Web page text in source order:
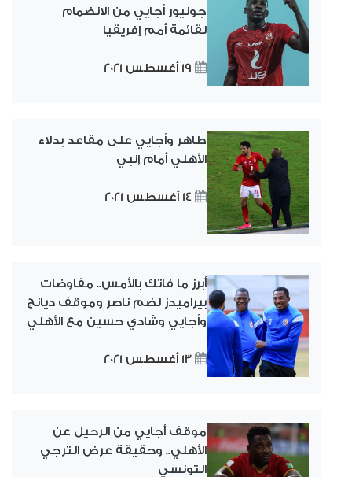
جونيور أجايي من الانضمام
لقائمة أمم إفريقيا
19 أغسطس 2021
طاهر وأجايي على مقاعد بدلاء
الأهلي أمام إنبي
14 أغسطس 2021
أبرز ما فاتك بالأمس.. مفاوضات
بيراميدز لضم ناصر وموقف ديانج
وأجايي وشادي حسين مع الأهلي
13 أغسطس 2021
موقف أجايي من الرحيل عن
الأهلي.. وحقيقة عرض الترجي
التونسي